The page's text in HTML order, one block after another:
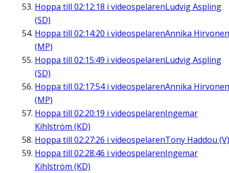
Hoppa till 02:12:18 i videospelarenLudvig Aspling
(SD)
Hoppa till 02:14:20 i videospelarenAnnika Hirvonen
(MP)
Hoppa till 02:15:49 i videospelarenLudvig Aspling
(SD)
Hoppa till 02:17:54i videospelarenAnnika Hirvonen
(MP)
Hoppa till 02:20:19 i videospelarenIngemar
Kihlström (KD)
Hoppa till 02:27:26 i videospelarenTony Haddou (V)
Hoppa till 02:28:46 i videospelarenIngemar
Kihlström (KD)